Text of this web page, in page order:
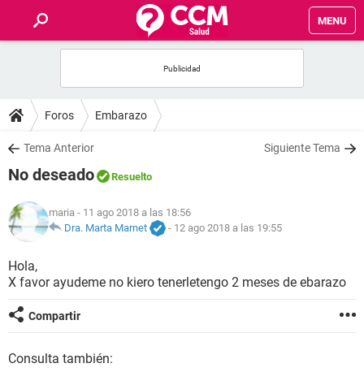
MENU
FOROS
SALUD
NUTRICIÓN
BIENESTAR
SEXUALIDAD
GLOSARIO
Foros Embarazo
Tema Anterior Siguiente Tema
No deseado Resuelto
maria - 11 ago 2018 a las 18:56
Dra. Marta Marnet
- 12 ago 2018 a las 19:55
Hola,
X favor ayudeme no kiero tenerletengo 2 meses de ebarazo
Compartir
Consulta también: